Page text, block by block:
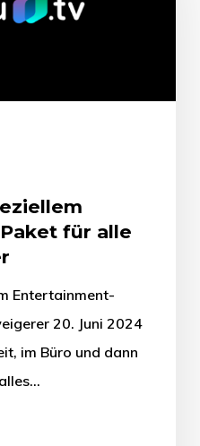
für alle
Entertainment-
20. Juni 2024
im Büro und dann